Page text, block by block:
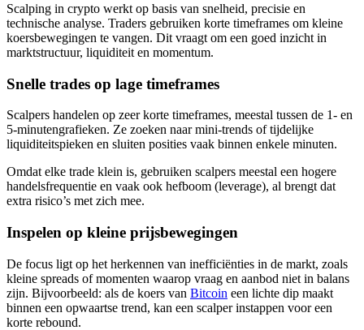
Scalping in crypto werkt op basis van snelheid, precisie en
technische analyse. Traders gebruiken korte timeframes om kleine
koersbewegingen te vangen. Dit vraagt om een goed inzicht in
marktstructuur, liquiditeit en momentum.
Snelle trades op lage timeframes
Scalpers handelen op zeer korte timeframes, meestal tussen de 1- en
5-minutengrafieken. Ze zoeken naar mini-trends of tijdelijke
liquiditeitspieken en sluiten posities vaak binnen enkele minuten.
Omdat elke trade klein is, gebruiken scalpers meestal een hogere
handelsfrequentie en vaak ook hefboom (leverage), al brengt dat
extra risico’s met zich mee.
Inspelen op kleine prijsbewegingen
De focus ligt op het herkennen van inefficiënties in de markt, zoals
kleine spreads of momenten waarop vraag en aanbod niet in balans
zijn. Bijvoorbeeld: als de koers van Bitcoin een lichte dip maakt
binnen een opwaartse trend, kan een scalper instappen voor een
korte rebound.